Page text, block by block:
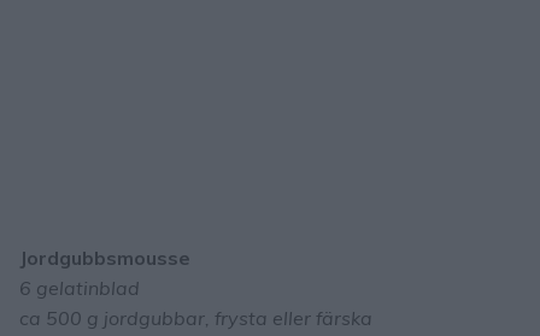
Jordgubbsmousse
6 gelatinblad
ca 500 g jordgubbar, frysta eller färska